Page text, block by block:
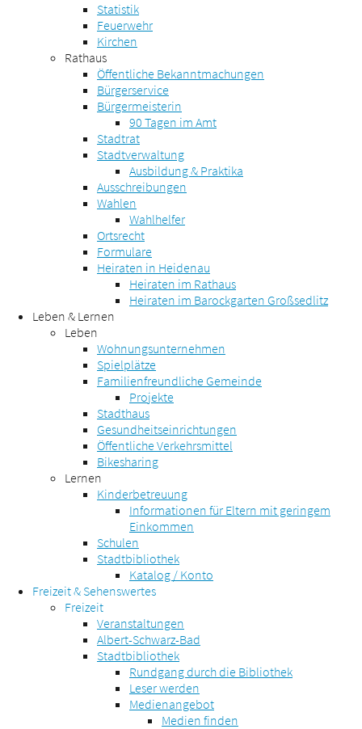
Statistik
Feuerwehr
Kirchen
Rathaus
Öffentliche Bekanntmachungen
Bürgerservice
Bürgermeisterin
90 Tagen im Amt
Stadtrat
Stadtverwaltung
Ausbildung & Praktika
Ausschreibungen
Wahlen
Wahlhelfer
Ortsrecht
Formulare
Heiraten in Heidenau
Heiraten im Rathaus
Heiraten im Barockgarten Großsedlitz
Leben & Lernen
Leben
Wohnungsunternehmen
Spielplätze
Familienfreundliche Gemeinde
Projekte
Stadthaus
Gesundheitseinrichtungen
Öffentliche Verkehrsmittel
Bikesharing
Lernen
Kinderbetreuung
Informationen für Eltern mit geringem
Einkommen
Schulen
Stadtbibliothek
Katalog / Konto
Freizeit & Sehenswertes
Freizeit
Veranstaltungen
Albert-Schwarz-Bad
Stadtbibliothek
Rundgang durch die Bibliothek
Leser werden
Medienangebot
Medien finden